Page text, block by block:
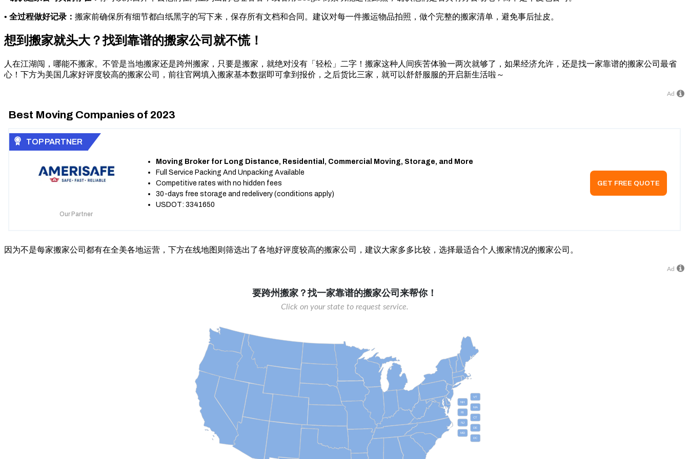
• 全过程做好记录： 搬家前确保所有细节都白纸黑字的写下来，保存所有文档和合同。建议对每一件搬运物品拍照，做个完整的搬家清单，避免事后扯皮。
想到搬家就头大？找到靠谱的搬家公司就不慌！
人在江湖闯，哪能不搬家。不管是当地搬家还是跨州搬家，只要是搬家，就绝对没有「轻松」二字！搬家这种人间疾苦体验一两次就够了，如果经济允许，还是找一家靠谱的搬家公司最省
心！下方为美国几家好评度较高的搬家公司，前往官网填入搬家基本数据即可拿到报价，之后货比三家，就可以舒舒服服的开启新生活啦～
Ad
因为不是每家搬家公司都有在全美各地运营，下方在线地图则筛选出了各地好评度较高的搬家公司，建议大家多多比较，选择最适合个人搬家情况的搬家公司。
Ad